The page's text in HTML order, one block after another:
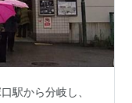
駅から分岐し、